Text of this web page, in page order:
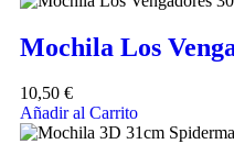
Mochila Los
10,50 €
Añadir al Carrito